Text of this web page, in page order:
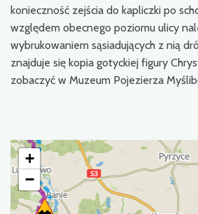
konieczność zejścia do kapliczki po
względem obecnego poziomu ulicy
wybrukowaniem sąsiadujących z nią
znajduje się kopia gotyckiej figury
zobaczyć w Muzeum Pojezierza
+
−